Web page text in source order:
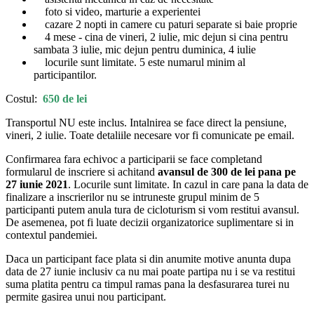
foto si video, marturie a experientei
cazare 2 nopti in camere cu paturi separate si baie proprie
4 mese - cina de vineri, 2 iulie, mic dejun si cina pentru
sambata 3 iulie, mic dejun pentru duminica, 4 iulie
locurile sunt limitate. 5 este numarul minim al
participantilor.
Costul: 650 de lei
Transportul NU este inclus. Intalnirea se face direct la pensiune,
vineri, 2 iulie. Toate detaliile necesare vor fi comunicate pe email.
Confirmarea fara echivoc a participarii se face completand
formularul de inscriere si achitand avansul de 300 de lei pana pe
27 iunie 2021. Locurile sunt limitate. In cazul in care pana la data de
finalizare a inscrierilor nu se intruneste grupul minim de 5
participanti putem anula tura de cicloturism si vom restitui avansul.
De asemenea, pot fi luate decizii organizatorice suplimentare si in
contextul pandemiei.
Daca un participant face plata si din anumite motive anunta dupa
data de 27 iunie inclusiv ca nu mai poate partipa nu i se va restitui
suma platita pentru ca timpul ramas pana la desfasurarea turei nu
permite gasirea unui nou participant.